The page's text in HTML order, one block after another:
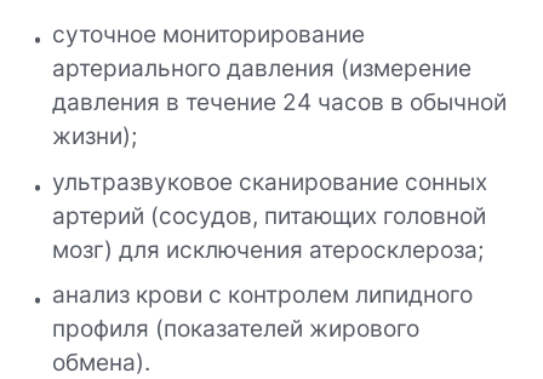
суточное мониторирование
артериального давления (измерение
давления в течение 24 часов в обычной
жизни);
ультразвуковое сканирование сонных
артерий (сосудов, питающих головной
мозг) для исключения атеросклероза;
анализ крови с контролем липидного
профиля (показателей жирового
обмена).